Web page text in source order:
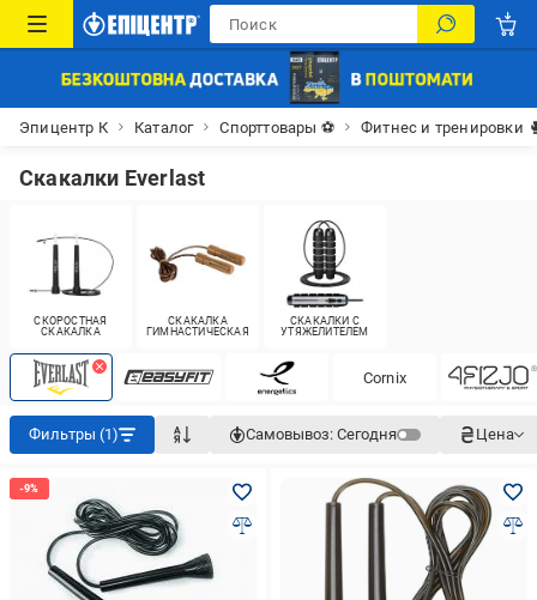
Эпицентр К Каталог Спорттовары ⚽ Фитнес и тренировки
Скакалки Everlast
СКОРОСТНАЯ
CКАКАЛКА
СКАКАЛКА
ГИМНАСТИЧЕСКАЯ
СКАКАЛКИ С
УТЯЖЕЛИТЕЛЕМ
Cornix
Фильтры (1) Самовывоз: Сегодня Цена